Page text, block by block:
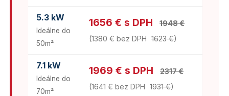
5.3 kW
Ideálne do
50m²
1656 € s DPH
1948 €
(1380 € bez DPH 1623 €)
7.1 kW
Ideálne do
70m²
1969 € s DPH
2317 €
(1641 € bez DPH 1931 €)